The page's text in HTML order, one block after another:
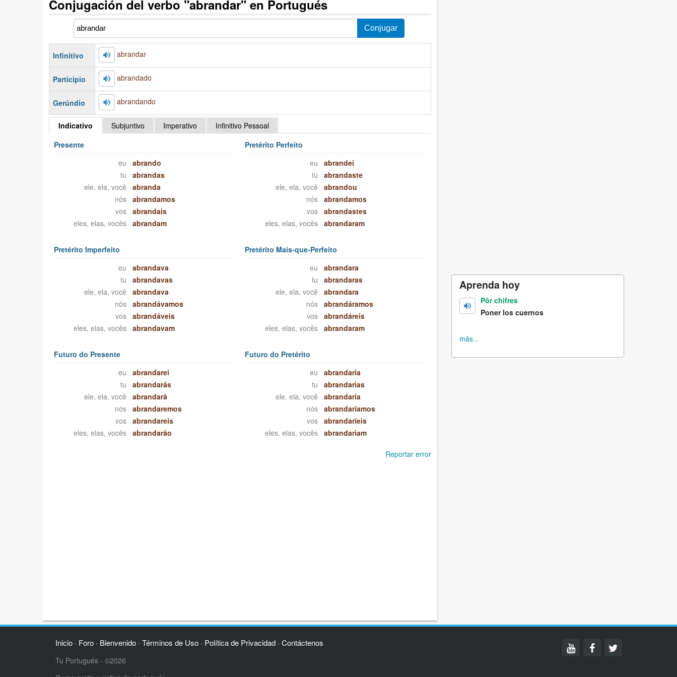
Conjugación del verbo "abrandar" en Portugués
Infinitivo abrandar
Participio abrandado
Gerúndio abrandando
Indicativo Subjuntivo Imperativo
Infinitivo Pessoal
Presente
eu
abrando
tu
abrandas
ele, ela, você
abranda
nós
abrandamos
vos
abrandais
eles, elas, vocês
abrandam
Pretérito Perfeito
eu
abrandei
tu
abrandaste
ele, ela, você
abrandou
nós
abrandamos
vos
abrandastes
eles, elas, vocês
abrandaram
Pretérito Imperfeito
eu
abrandava
tu
abrandavas
ele, ela, você
abrandava
nós
abrandávamos
vos
abrandáveis
eles, elas, vocês
abrandavam
Pretérito Mais-que-Perfeito
eu
abrandara
tu
abrandaras
ele, ela, você
abrandara
nós
abrandáramos
vos
abrandáreis
eles, elas, vocês
abrandaram
Futuro do Presente
eu
abrandarei
tu
abrandarás
ele, ela, você
abrandará
nós
abrandaremos
vos
abrandareis
eles, elas, vocês
abrandarão
Futuro do Pretérito
eu
abrandaria
tu
abrandarias
ele, ela, você
abrandaria
nós
abrandaríamos
vos
abrandaríeis
eles, elas, vocês
abrandariam
Reportar error
Aprenda hoy
Pôr chifres
Poner los cuernos
más...
Inicio· Foro· Bienvenido· Términos de Uso· Política de Privacidad· Contáctenos
Tu Portugués - ©2026